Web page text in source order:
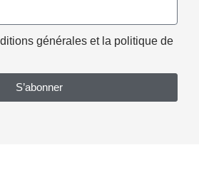
générales et la politique de
S’abonner